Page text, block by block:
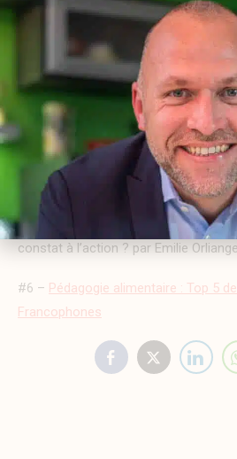
histoires aux enfants »
Émilie Orliange : « Il faut
aux programmes scolaires pour
élèves »
#4 –Marie-Pierre Membrives : « Le
devrait être un moment de plaisir et
de l’éducation à l’alimentation »
#5 – Pédagogie du « bien manger » :
constat à l’action ? par Emilie
#6 – Pédagogie alimentaire : Top 5
Francophones